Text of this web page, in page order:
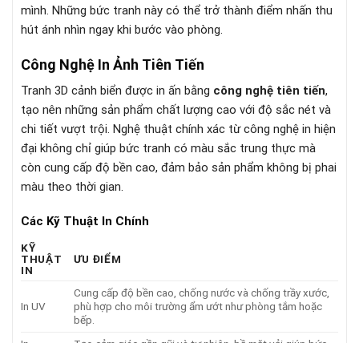
mình. Những bức tranh này có thể trở thành điểm nhấn thu
hút ánh nhìn ngay khi bước vào phòng.
Công Nghệ In Ảnh Tiên Tiến
Tranh 3D cảnh biển được in ấn bằng công nghệ tiên tiến,
tạo nên những sản phẩm chất lượng cao với độ sắc nét và
chi tiết vượt trội. Nghệ thuật chính xác từ công nghệ in hiện
đại không chỉ giúp bức tranh có màu sắc trung thực mà
còn cung cấp độ bền cao, đảm bảo sản phẩm không bị phai
màu theo thời gian.
Các Kỹ Thuật In Chính
KỸ
THUẬT
IN
ƯU ĐIỂM
In UV
Cung cấp độ bền cao, chống nước và chống trầy xước,
phù hợp cho môi trường ẩm ướt như phòng tắm hoặc
bếp.